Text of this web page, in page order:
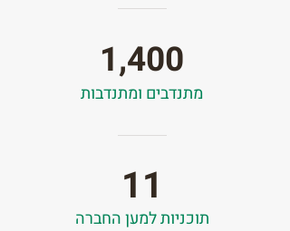
1,400
מתנדבים ומתנדבות
11
תוכניות למען החברה